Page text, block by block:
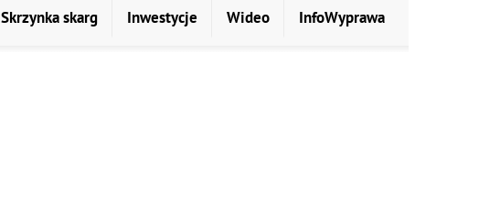
Skrzynka skarg Inwestycje Wideo InfoWyprawa